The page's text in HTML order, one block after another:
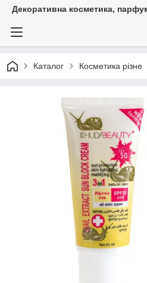
Декоративна косметика,
Каталог Косметика різне